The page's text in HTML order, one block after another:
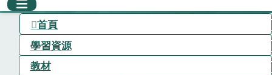
首頁
學習資源
教材